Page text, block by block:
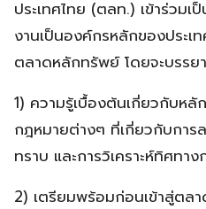
ประเทศไทย (ตลท.) เข้าร่วม
งานเป็นองค์กรหลักของประเ
ตลาดหลักทรัพย์ โดยจะบรรย
1) ความรู้เบื้องต้นเกี่ยวกับห
กฎหมายต่างๆ ที่เกี่ยวกับการ
ทราบ และการวิเคราะห์ทิศทา
2) เตรียมพร้อมก่อนเข้าสู่ตล